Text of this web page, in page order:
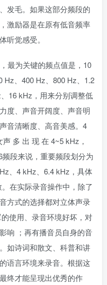
发毛。如果这部分频段的
激励器是在原有低音频率
听觉感受。
最为关键的频点值是，10
Hz、400 Hz、800 Hz、1.2
16 kHz，用来分别调整低
度、声音开阔度、声音明
音清晰度、高音美感。4
多 出 现 在 4~5 kHz，
段来说，重要频段划分为
、4 kHz、6.4 kHz，具体
在实际录音操作中，除了
方式的选择都对立体声录
使用、录音环境好坏，对
响 ；再有播音员自身的音
如诗词和散文、科普和讲
语言环境来录音。根据这
终才能呈现出优秀的作